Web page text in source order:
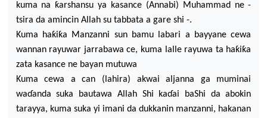
kuma na ƙarshansu ya kasance (Annabi) Muhammad ne -
tsira da amincin Allah su tabbata a gare shi -.
Kuma haƙiƙa Manzanni sun bamu labari a bayyane cewa
wannan rayuwar jarrabawa ce, kuma lalle rayuwa ta haƙiƙa
zata kasancene bayan mutuwa
Kuma cewa a can (lahira) akwai aljanna ga muminai
waɗanda suka bautawa Allah Shi kaɗai baShi da abokin
tarayya, kuma suka yi imani da dukkanin manzanni, hakanan